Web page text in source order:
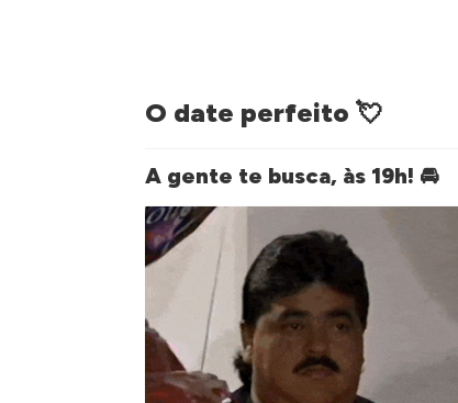
O date perfeito 💘
A gente te busca, às 19h! 🚘